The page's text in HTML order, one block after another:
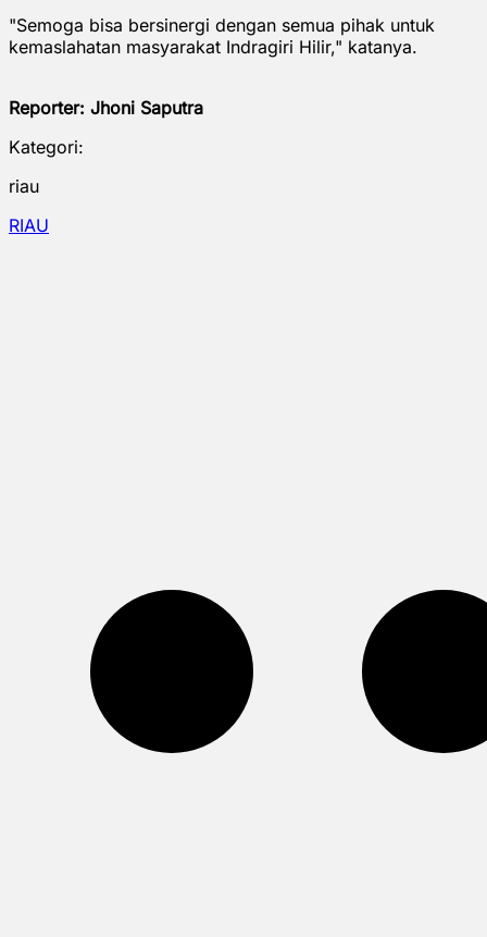
"Semoga bisa bersinergi dengan semua pihak untuk
kemaslahatan masyarakat Indragiri Hilir," katanya.
Reporter: Jhoni Saputra
Kategori:
riau
RIAU